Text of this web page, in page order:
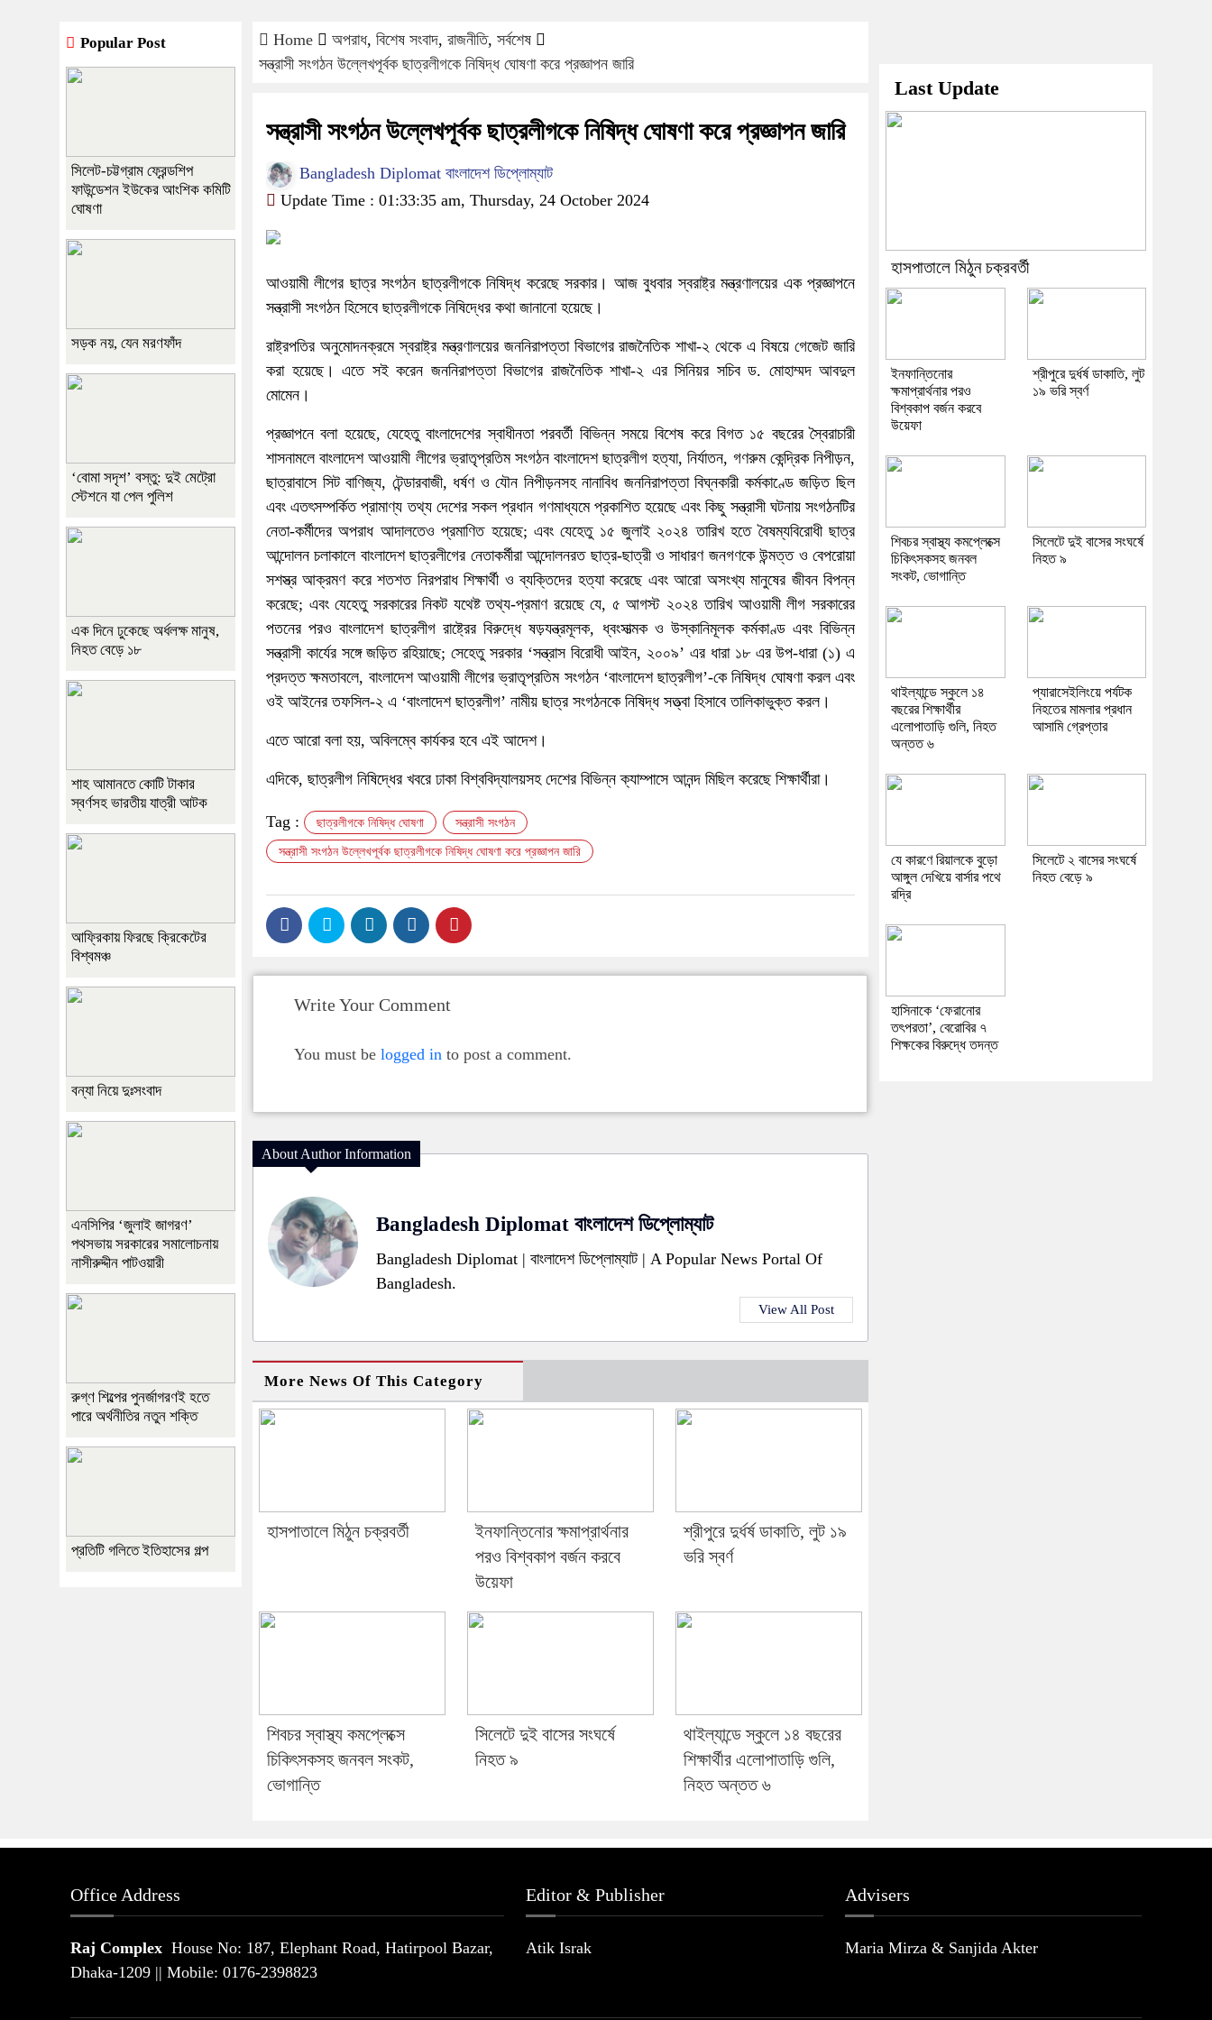
Home অপরাধ, বিশেষ সংবাদ, রাজনীতি, সর্বশেষ
সন্ত্রাসী সংগঠন উল্লেখপূর্বক ছাত্রলীগকে নিষিদ্ধ ঘোষণা করে প্রজ্ঞাপন জারি
সন্ত্রাসী সংগঠন উল্লেখপূর্বক ছাত্রলীগকে নিষিদ্ধ ঘোষণা করে প্রজ্ঞাপন জারি
Bangladesh Diplomat বাংলাদেশ ডিপ্লোম্যাট
Update Time : 01:33:35 am, Thursday, 24 October 2024
আওয়ামী লীগের ছাত্র সংগঠন ছাত্রলীগকে নিষিদ্ধ করেছে সরকার। আজ বুধবার স্বরাষ্ট্র মন্ত্রণালয়ের এক প্রজ্ঞাপনে
সন্ত্রাসী সংগঠন হিসেবে ছাত্রলীগকে নিষিদ্ধের কথা জানানো হয়েছে।
রাষ্ট্রপতির অনুমোদনক্রমে স্বরাষ্ট্র মন্ত্রণালয়ের জননিরাপত্তা বিভাগের রাজনৈতিক শাখা-২ থেকে এ বিষয়ে গেজেট জারি
করা হয়েছে। এতে সই করেন জননিরাপত্তা বিভাগের রাজনৈতিক শাখা-২ এর সিনিয়র সচিব ড. মোহাম্মদ আবদুল
মোমেন।
প্রজ্ঞাপনে বলা হয়েছে, যেহেতু বাংলাদেশের স্বাধীনতা পরবর্তী বিভিন্ন সময়ে বিশেষ করে বিগত ১৫ বছরের স্বৈরাচারী
শাসনামলে বাংলাদেশ আওয়ামী লীগের ভ্রাতৃপ্রতিম সংগঠন বাংলাদেশ ছাত্রলীগ হত্যা, নির্যাতন, গণরুম কেন্দ্রিক নিপীড়ন,
ছাত্রাবাসে সিট বাণিজ্য, টেন্ডারবাজী, ধর্ষণ ও যৌন নিপীড়নসহ নানাবিধ জননিরাপত্তা বিঘ্নকারী কর্মকাণ্ডে জড়িত ছিল
এবং এতৎসম্পর্কিত প্রামাণ্য তথ্য দেশের সকল প্রধান গণমাধ্যমে প্রকাশিত হয়েছে এবং কিছু সন্ত্রাসী ঘটনায় সংগঠনটির
নেতা-কর্মীদের অপরাধ আদালতেও প্রমাণিত হয়েছে; এবং যেহেতু ১৫ জুলাই ২০২৪ তারিখ হতে বৈষম্যবিরোধী ছাত্র
আন্দোলন চলাকালে বাংলাদেশ ছাত্রলীগের নেতাকর্মীরা আন্দোলনরত ছাত্র-ছাত্রী ও সাধারণ জনগণকে উন্মত্ত ও বেপরোয়া
সশস্ত্র আক্রমণ করে শতশত নিরপরাধ শিক্ষার্থী ও ব্যক্তিদের হত্যা করেছে এবং আরো অসংখ্য মানুষের জীবন বিপন্ন
করেছে; এবং যেহেতু সরকারের নিকট যথেষ্ট তথ্য-প্রমাণ রয়েছে যে, ৫ আগস্ট ২০২৪ তারিখ আওয়ামী লীগ সরকারের
পতনের পরও বাংলাদেশ ছাত্রলীগ রাষ্ট্রের বিরুদ্ধে ষড়যন্ত্রমূলক, ধ্বংসাত্মক ও উস্কানিমূলক কর্মকাণ্ড এবং বিভিন্ন
সন্ত্রাসী কার্যের সঙ্গে জড়িত রহিয়াছে; সেহেতু সরকার ‘সন্ত্রাস বিরোধী আইন, ২০০৯’ এর ধারা ১৮ এর উপ-ধারা (১) এ
প্রদত্ত ক্ষমতাবলে, বাংলাদেশ আওয়ামী লীগের ভ্রাতৃপ্রতিম সংগঠন ‘বাংলাদেশ ছাত্রলীগ’-কে নিষিদ্ধ ঘোষণা করল এবং
ওই আইনের তফসিল-২ এ ‘বাংলাদেশ ছাত্রলীগ’ নামীয় ছাত্র সংগঠনকে নিষিদ্ধ সত্ত্বা হিসাবে তালিকাভুক্ত করল।
এতে আরো বলা হয়, অবিলম্বে কার্যকর হবে এই আদেশ।
এদিকে, ছাত্রলীগ নিষিদ্ধের খবরে ঢাকা বিশ্ববিদ্যালয়সহ দেশের বিভিন্ন ক্যাম্পাসে আনন্দ মিছিল করেছে শিক্ষার্থীরা।
Tag : ছাত্রলীগকে নিষিদ্ধ ঘোষণা সন্ত্রাসী সংগঠন
সন্ত্রাসী সংগঠন উল্লেখপূর্বক ছাত্রলীগকে নিষিদ্ধ ঘোষণা করে প্রজ্ঞাপন জারি
Write Your Comment
You must be logged in to post a comment.
About Author Information
Bangladesh Diplomat বাংলাদেশ ডিপ্লোম্যাট
Bangladesh Diplomat | বাংলাদেশ ডিপ্লোম্যাট | A Popular News Portal Of
Bangladesh.
View All Post
More News Of This Category
হাসপাতালে মিঠুন চক্রবর্তী
ইনফান্তিনোর ক্ষমাপ্রার্থনার
পরও বিশ্বকাপ বর্জন করবে
উয়েফা
শ্রীপুরে দুর্ধর্ষ ডাকাতি, লুট ১৯
ভরি স্বর্ণ
শিবচর স্বাস্থ্য কমপ্লেক্সে
চিকিৎসকসহ জনবল সংকট,
ভোগান্তি
সিলেটে দুই বাসের সংঘর্ষে
নিহত ৯
থাইল্যান্ডে স্কুলে ১৪ বছরের
শিক্ষার্থীর এলোপাতাড়ি গুলি,
নিহত অন্তত ৬
Popular Post
সিলেট-চট্টগ্রাম ফ্রেন্ডশিপ
ফাউন্ডেশন ইউকের আংশিক কমিটি
ঘোষণা
সড়ক নয়, যেন মরণফাঁদ
‘বোমা সদৃশ’ বস্তু: দুই মেট্রো
স্টেশনে যা পেল পুলিশ
এক দিনে ঢুকেছে অর্ধলক্ষ মানুষ,
নিহত বেড়ে ১৮
শাহ আমানতে কোটি টাকার
স্বর্ণসহ ভারতীয় যাত্রী আটক
আফ্রিকায় ফিরছে ক্রিকেটের
বিশ্বমঞ্চ
বন্যা নিয়ে দুঃসংবাদ
এনসিপির ‘জুলাই জাগরণ’
পথসভায় সরকারের সমালোচনায়
নাসীরুদ্দীন পাটওয়ারী
রুগ্ণ শিল্পের পুনর্জাগরণই হতে
পারে অর্থনীতির নতুন শক্তি
প্রতিটি গলিতে ইতিহাসের গল্প
Last Update
হাসপাতালে মিঠুন চক্রবর্তী
ইনফান্তিনোর
ক্ষমাপ্রার্থনার পরও
বিশ্বকাপ বর্জন করবে
উয়েফা
শ্রীপুরে দুর্ধর্ষ ডাকাতি, লুট
১৯ ভরি স্বর্ণ
শিবচর স্বাস্থ্য কমপ্লেক্সে
চিকিৎসকসহ জনবল
সংকট, ভোগান্তি
সিলেটে দুই বাসের সংঘর্ষে
নিহত ৯
থাইল্যান্ডে স্কুলে ১৪
বছরের শিক্ষার্থীর
এলোপাতাড়ি গুলি, নিহত
অন্তত ৬
প্যারাসেইলিংয়ে পর্যটক
নিহতের মামলার প্রধান
আসামি গ্রেপ্তার
যে কারণে রিয়ালকে বুড়ো
আঙ্গুল দেখিয়ে বার্সার পথে
রদ্রি
সিলেটে ২ বাসের সংঘর্ষে
নিহত বেড়ে ৯
হাসিনাকে ‘ফেরানোর
তৎপরতা’, বেরোবির ৭
শিক্ষকের বিরুদ্ধে তদন্ত
Office Address
Raj Complex House No: 187, Elephant Road, Hatirpool Bazar,
Dhaka-1209 || Mobile: 0176-2398823
Editor & Publisher
Atik Israk
Advisers
Maria Mirza & Sanjida Akter